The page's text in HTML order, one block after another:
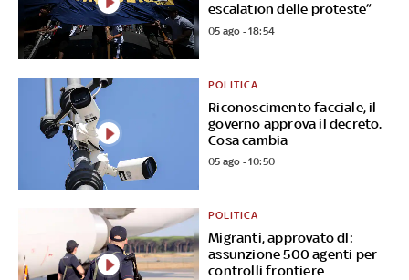
escalation delle proteste”
05 ago - 18:54
Riconoscimento facciale, il
governo approva il decreto.
Cosa cambia
POLITICA
05 ago - 10:50
Migranti, approvato dl:
assunzione 500 agenti per
controlli frontiere
POLITICA